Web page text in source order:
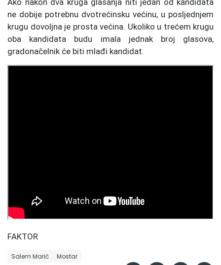
Ako nakon dva kruga glasanja niti jedan od kandidata
ne dobije potrebnu dvotrećinsku većinu, u posljednjem
krugu dovoljna je prosta većina. Ukoliko u trećem krugu
oba kandidata budu imala jednak broj glasova,
gradonačelnik će biti mlađi kandidat.
FAKTOR
Salem Marić Mostar